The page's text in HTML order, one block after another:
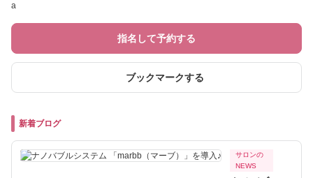
a
指名して予約する
ブックマークする
新着ブログ
サロンの
NEWS